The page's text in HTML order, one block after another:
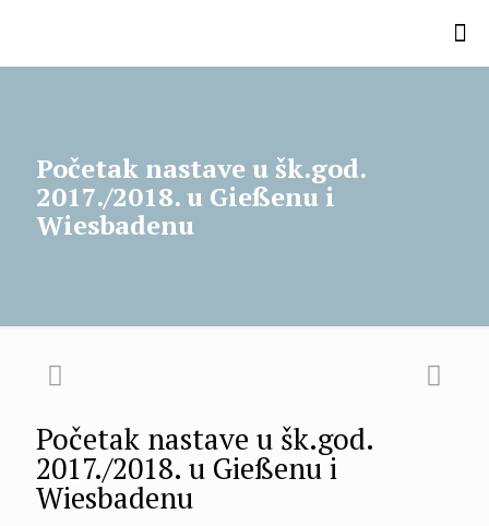
Početak nastave u šk.god.
2017./2018. u Gießenu i
Wiesbadenu
Početak nastave u šk.god.
2017./2018. u Gießenu i
Wiesbadenu